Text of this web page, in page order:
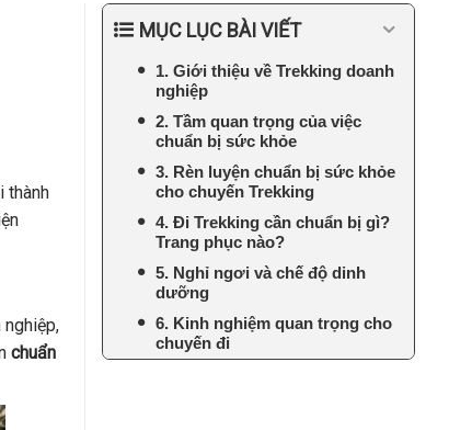
thành
chuẩn
MỤC LỤC BÀI VIẾT
1. Giới thiệu về Trekking doanh
nghiệp
2. Tầm quan trọng của việc
chuẩn bị sức khỏe
3. Rèn luyện chuẩn bị sức khỏe
cho chuyến Trekking
4. Đi Trekking cần chuẩn bị gì?
Trang phục nào?
5. Nghỉ ngơi và chế độ dinh
dưỡng
6. Kinh nghiệm quan trọng cho
chuyến đi